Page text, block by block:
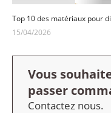
Top 10 des matériaux pour
15/04/2026
Vous
passer
Contactez nous.